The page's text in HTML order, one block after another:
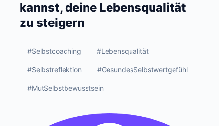
kannst, deine Lebensqualität
zu steigern
#Selbstcoaching #Lebensqualität
#Selbstreflektion #GesundesSelbstwertgefühl
#MutSelbstbewusstsein